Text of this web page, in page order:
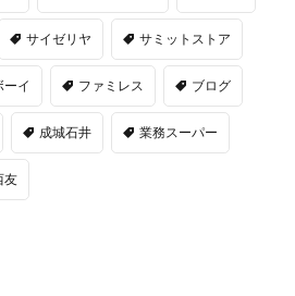
サイゼリヤ サミットストア
ーイ ファミレス ブログ
成城石井 業務スーパー
友